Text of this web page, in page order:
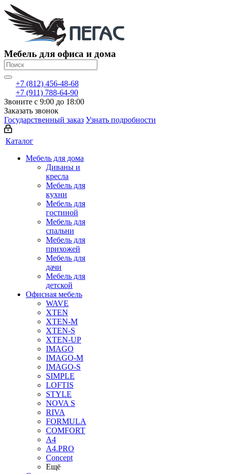
Мебель для офиса и дома
+7 (812) 456-48-68
+7 (911) 788-64-90
Звоните с 9:00 до 18:00
Заказать звонок
Государственный заказ Узнать подробности
Каталог
Мебель для дома
Диваны и
кресла
Мебель для
кухни
Мебель для
гостиной
Мебель для
спальни
Мебель для
прихожей
Мебель для
дачи
Мебель для
детской
Офисная мебель
WAVE
XTEN
XTEN-M
XTEN-S
XTEN-UP
IMAGO
IMAGO-M
IMAGO-S
SIMPLE
LOFTIS
STYLE
NOVA S
RIVA
FORMULA
COMFORT
A4
A4.PRO
Concept
Ещё